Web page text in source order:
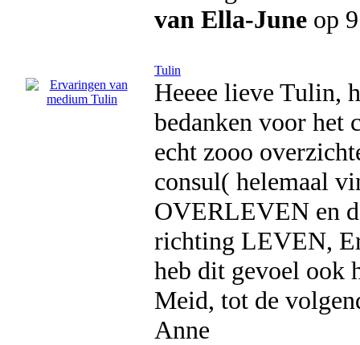
van Ella-June op
Tulin
Heeee lieve Tulin,
bedanken voor het
echt zooo
consul( helemaal
OVERLEVEN en
richting LEVEN,
heb dit gevoel ook
Meid, tot de
Anne